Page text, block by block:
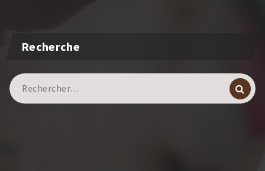
Recherche
Recherche
pour :